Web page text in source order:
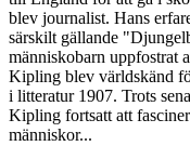
blev journalist. Hans
särskilt gällande
människobarn uppfostrat
Kipling blev världskänd
i litteratur 1907. Trots
Kipling fortsatt att
människor...